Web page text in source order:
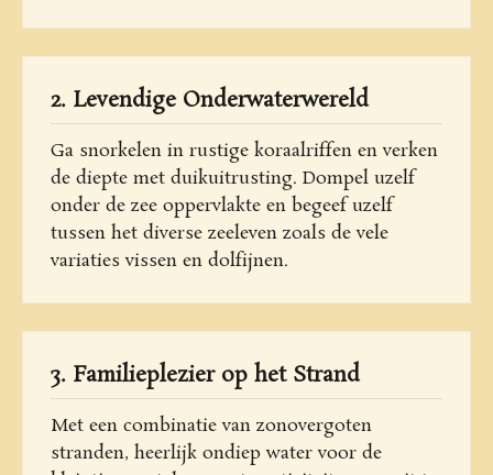
2. Levendige Onderwaterwereld
Ga snorkelen in rustige koraalriffen en verken
de diepte met duikuitrusting. Dompel uzelf
onder de zee oppervlakte en begeef uzelf
tussen het diverse zeeleven zoals de vele
variaties vissen en dolfijnen.
3. Familieplezier op het Strand
Met een combinatie van zonovergoten
stranden, heerlijk ondiep water voor de